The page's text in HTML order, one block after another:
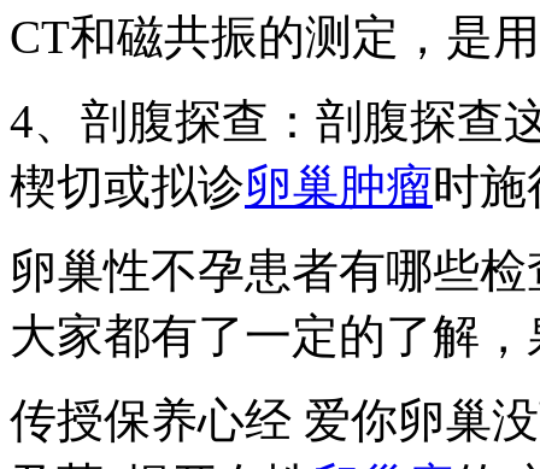
CT和磁共振的测定，是
4、剖腹探查：剖腹探查
楔切或拟诊卵巢肿瘤时施
卵巢性不孕患者有哪些
大家都有了一定的了解
传授保养心经 爱你卵巢